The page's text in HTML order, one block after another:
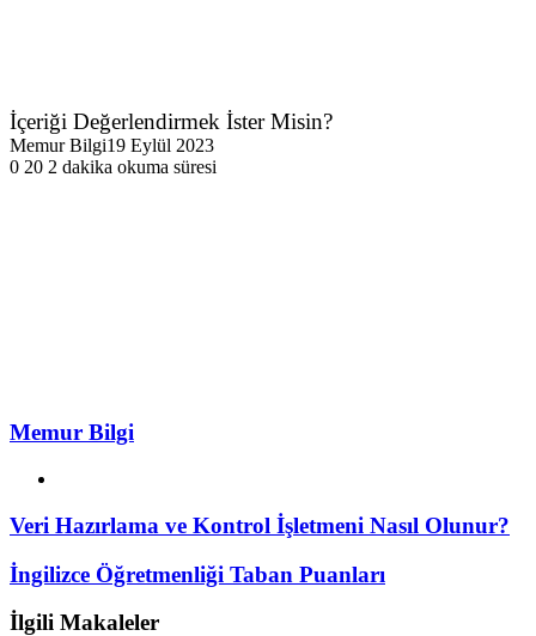
İçeriği Değerlendirmek İster Misin?
Memur Bilgi19 Eylül 2023
0 20 2 dakika okuma süresi
Memur Bilgi
Veri Hazırlama ve Kontrol İşletmeni Nasıl Olunur?
İngilizce Öğretmenliği Taban Puanları
İlgili Makaleler